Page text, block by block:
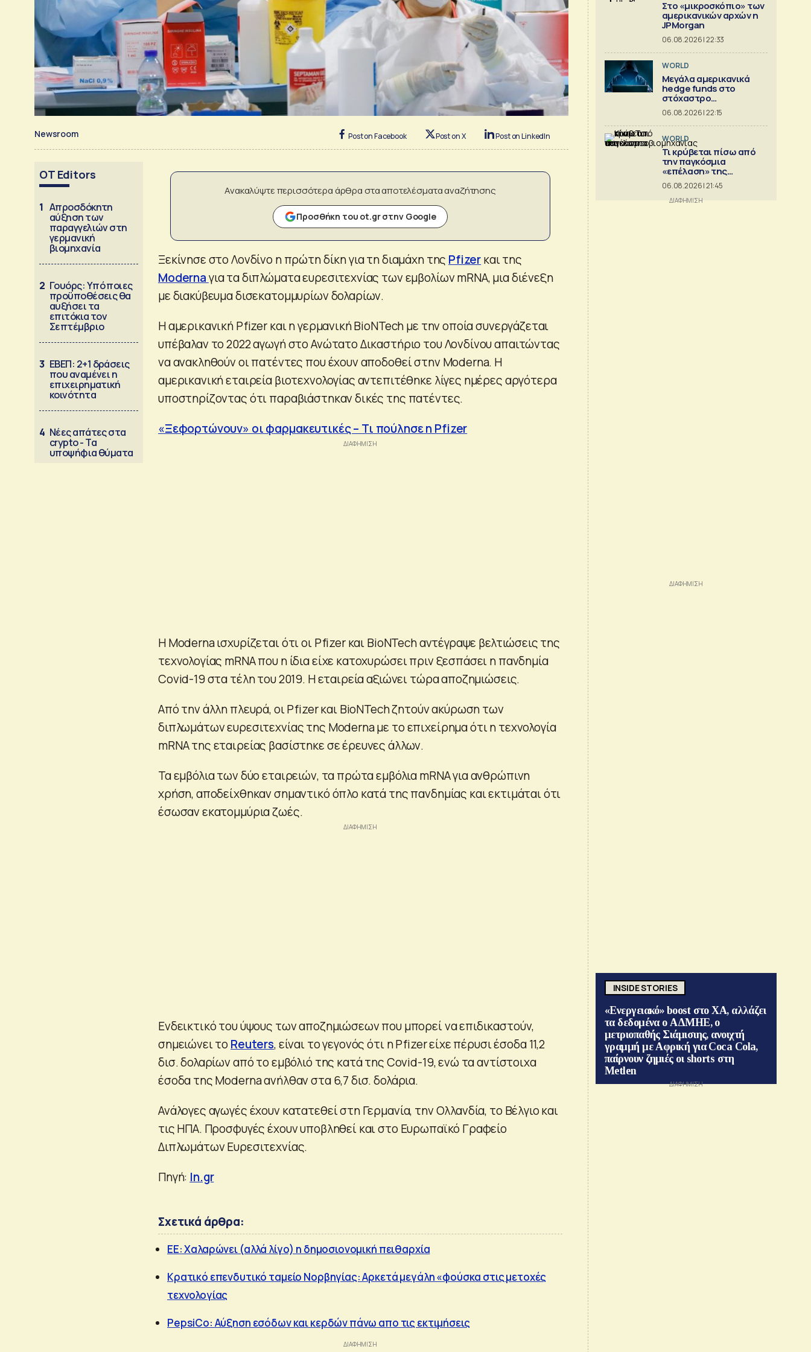
Newsroom Post on Facebook Post on X Post on LinkedIn
OT Editors
1 Απροσδόκητη
αύξηση των
παραγγελιών στη
γερμανική
βιομηχανία
2 Γουόρς: Υπό ποιες
προϋποθέσεις θα
αυξήσει τα
επιτόκια τον
Σεπτέμβριο
3 ΕΒΕΠ: 2+1 δράσεις
που αναμένει η
επιχειρηματική
κοινότητα
4 Νέες απάτες στα
crypto - Τα
υποψήφια θύματα
Ανακαλύψτε περισσότερα άρθρα στα αποτελέσματα αναζήτησης
Προσθήκη του ot.gr στην Google
Ξεκίνησε στο Λονδίνο η πρώτη δίκη για τη διαμάχη της Pfizerκαι της
Modernaγια τα διπλώματα ευρεσιτεχνίας των εμβολίων mRNA, μια διένεξη
με διακύβευμα δισεκατομμυρίων δολαρίων.
Η αμερικανική Pfizer και η γερμανική BioNTech με την οποία συνεργάζεται
υπέβαλαν το 2022 αγωγή στο Ανώτατο Δικαστήριο του Λονδίνου απαιτώντας
να ανακληθούν οι πατέντες που έχουν αποδοθεί στην Moderna. Η
αμερικανική εταιρεία βιοτεχνολογίας αντεπιτέθηκε λίγες ημέρες αργότερα
υποστηρίζοντας ότι παραβιάστηκαν δικές της πατέντες.
«Ξεφορτώνουν» οι φαρμακευτικές – Τι πούλησε η Pfizer
Η Moderna ισχυρίζεται ότι οι Pfizer και BioNTech αντέγραψε βελτιώσεις της
τεχνολογίας mRNA που η ίδια είχε κατοχυρώσει πριν ξεσπάσει η πανδημία
Covid-19 στα τέλη του 2019. Η εταιρεία αξιώνει τώρα αποζημιώσεις.
Από την άλλη πλευρά, οι Pfizer και BioNTech ζητούν ακύρωση των
διπλωμάτων ευρεσιτεχνίας της Moderna με το επιχείρημα ότι η τεχνολογία
mRNA της εταιρείας βασίστηκε σε έρευνες άλλων.
Τα εμβόλια των δύο εταιρειών, τα πρώτα εμβόλια mRNA για ανθρώπινη
χρήση, αποδείχθηκαν σημαντικό όπλο κατά της πανδημίας και εκτιμάται ότι
έσωσαν εκατομμύρια ζωές.
Ενδεικτικό του ύψους των αποζημιώσεων που μπορεί να επιδικαστούν,
σημειώνει τοReuters, είναι το γεγονός ότι η Pfizer είχε πέρυσι έσοδα 11,2
δισ. δολαρίων από το εμβόλιό της κατά της Covid-19, ενώ τα αντίστοιχα
έσοδα της Moderna ανήλθαν στα 6,7 δισ. δολάρια.
Ανάλογες αγωγές έχουν κατατεθεί στη Γερμανία, την Ολλανδία, το Βέλγιο και
τις ΗΠΑ. Προσφυγές έχουν υποβληθεί και στο Ευρωπαϊκό Γραφείο
Διπλωμάτων Ευρεσιτεχνίας.
Πηγή: In.gr
Σχετικά άρθρα:
ΕΕ: Χαλαρώνει (αλλά λίγο) η δημοσιονομική πειθαρχία
Κρατικό επενδυτικό ταμείο Νορβηγίας: Αρκετά μεγάλη «φούσκα στις μετοχές
τεχνολογίας
PepsiCo: Aύξηση εσόδων και κερδών πάνω απο τις εκτιμήσεις
Στο «μικροσκόπιο» των
αμερικανικών αρχών η
JPMorgan
06.08.2026 | 22:33
WORLD
Μεγάλα αμερικανικά
hedge funds στο
στόχαστρο
κυβερνοεπιθέσεων
06.08.2026 | 22:15
WORLD
Τι κρύβεται πίσω από
την παγκόσμια
«επέλαση» της
κινεζικής
αυτοκινητοβιομηχανίας
06.08.2026 | 21:45
INSIDE STORIES
«Ενεργειακό» boost στο ΧΑ, αλλάζει
τα δεδομένα ο ΑΔΜΗΕ, ο
μετριοπαθής Σιάμισιης, ανοιχτή
γραμμή με Αφρική για Coca Cola,
παίρνουν ζημιές οι shorts στη
Metlen